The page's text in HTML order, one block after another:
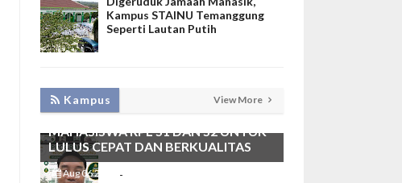
Kampus STAINU Temanggung
Seperti Lautan Putih
Kampus View More
LAKUKAN BIMTEK RPL, INISNU
TEMANGGUNG SIAP FASILITASI
MAHASISWA RPL S1 DAN S2 UNTUK
LULUS CEPAT DAN BERKUALITAS
Aug 06 2026 -